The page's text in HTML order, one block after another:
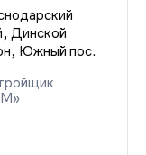
Динской
Южный пос.